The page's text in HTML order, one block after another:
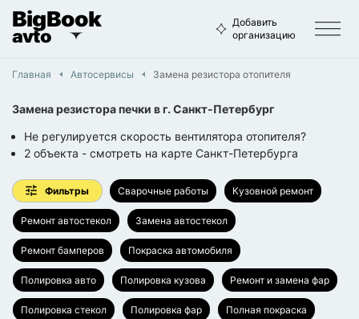
BigBook
avto
Добавить
организацию
Главная Автосервисы Замена резистора отопителя
Замена резистора печки в г. Санкт-Петербург
Не регулируется скорость вентилятора отопителя?
2 объекта - смотреть на карте Санкт-Петербурга
Фильтры Сварочные работы Кузовной ремонт
Ремонт автостекол Замена автостекол
Ремонт бамперов Покраска автомобиля
Полировка авто Полировка кузова Ремонт и замена фар
Полировка стекол Полировка фар Полная покраска